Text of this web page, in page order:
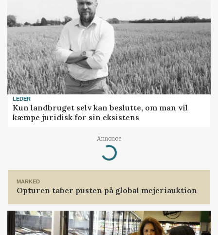
LEDER
Kun landbruget selv kan beslutte, om man vil
kæmpe juridisk for sin eksistens
Annonce
Loading...
MARKED
Opturen taber pusten på global mejeriauktion